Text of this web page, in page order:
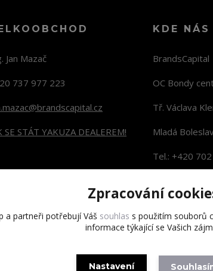
Jan Mazač
737 977 223
SE STÁT YAKUZA DEALEREM!
KDE NÁS
BrandsCapital
OC Bondy
Tř. Václava
Mladá
Tel.: +420
Copyright 2020 BrandsCapital
Zpracování
a partneři potřebují Váš souhlas s použitím souborů
informace týkající se Vašich
Nastavení